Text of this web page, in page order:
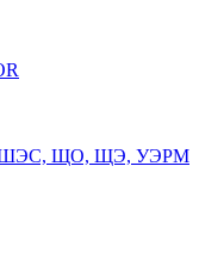
ШЭС, ЩО, ЩЭ, УЭРМ